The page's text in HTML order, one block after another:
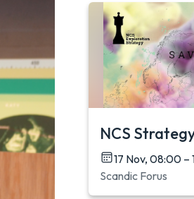
NCS
17 Nov, 08:00 –
Scandic Forus